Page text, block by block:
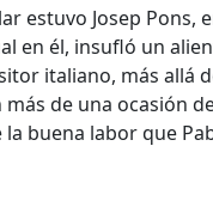
estuvo Josep
en él, insufló un
italiano, más allá
de una ocasión
buena labor que